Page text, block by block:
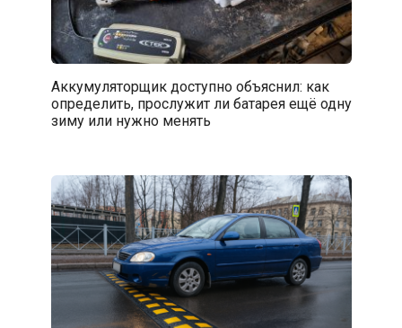
Аккумуляторщик доступно объяснил: как
определить, прослужит ли батарея ещё одну
зиму или нужно менять